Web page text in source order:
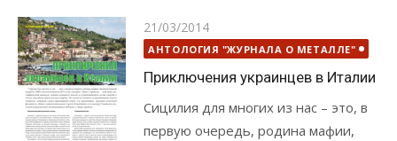
Опубликовано
21/03/2014
АНТОЛОГИЯ "ЖУРНАЛА О МЕТАЛЛЕ"
Приключения украинцев в Италии
Сицилия для многих из нас – это, в
первую очередь, родина мафии,